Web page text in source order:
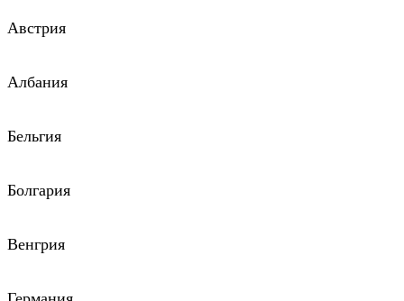
Австрия
Албания
Бельгия
Болгария
Венгрия